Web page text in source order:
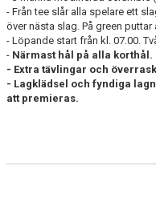
NYÅRSPROMENADEN
ILANDADAGEN
INOMHUSCUPEN
- Från tee slår alla spelare ett
över nästa slag. På green puttar
- Löpande start från kl. 07.00.
- Närmast hål på alla korthål.
- Extra tävlingar och
- ​Lagklädsel och fyndiga
att premieras.